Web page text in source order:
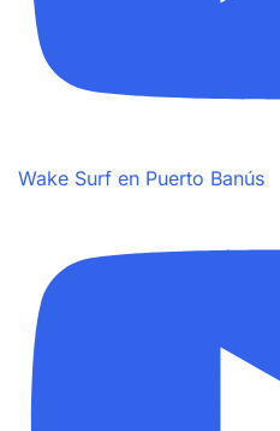
Wake Surf en Puerto Banús